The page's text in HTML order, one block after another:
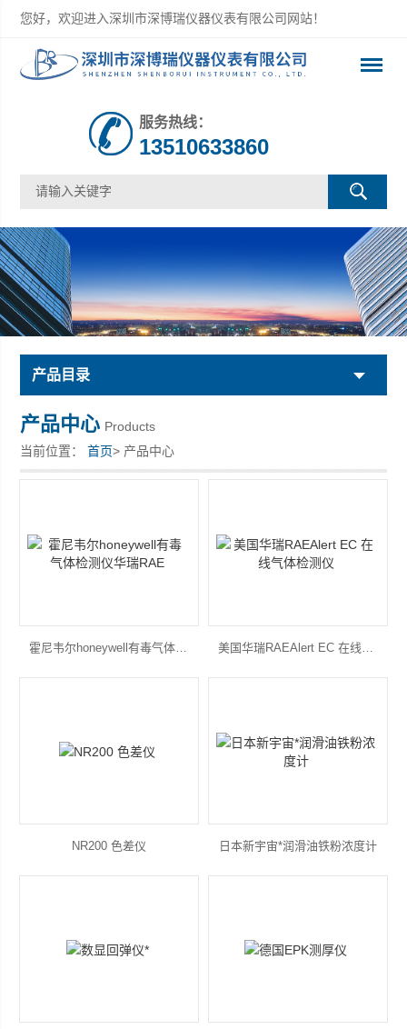
您好，欢迎进入深圳市深博瑞仪器仪表有限公司网站！
服务热线：
13510633860
产品目录
产品中心 Products
当前位置：首页> 产品中心
霍尼韦尔honeywell有毒气体检测仪华瑞RAE 美国华瑞RAEAlert EC 在线气体检测仪
NR200 色差仪 日本新宇宙*润滑油铁粉浓度计